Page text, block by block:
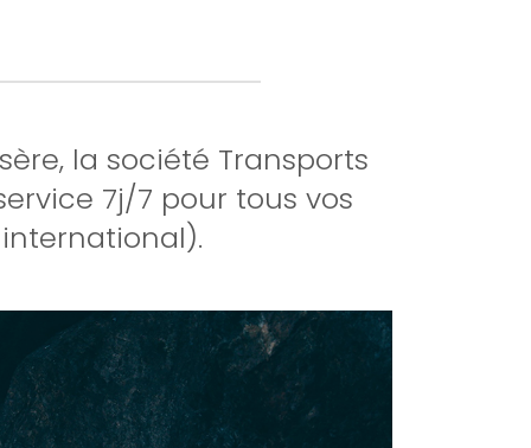
la société Transports
7j/7 pour tous vos